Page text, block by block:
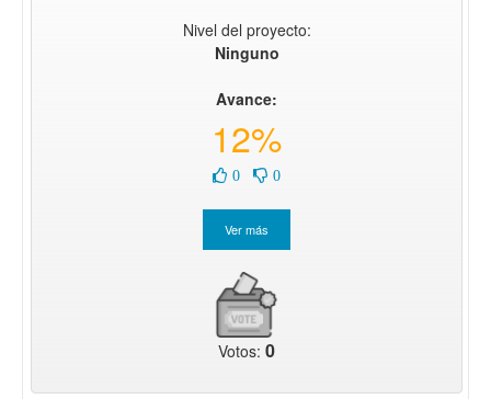
Nivel del proyecto:
Ninguno
Avance:
12%
0 0
Votos: 0